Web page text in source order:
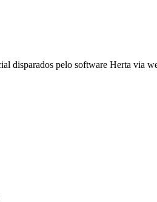
disparados pelo software Herta via